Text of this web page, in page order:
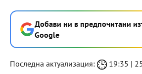
Добави ни в предпочитани
Google
Последна актуализация: 19:35 |